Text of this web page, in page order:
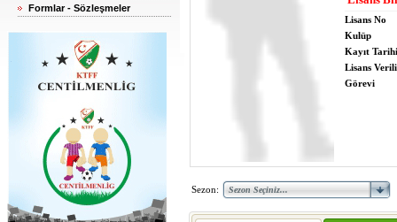
Formlar - Sözleşmeler
Lisans No
Kulüp
Kayıt Tarihi
Lisans
Görevi
Sezon: